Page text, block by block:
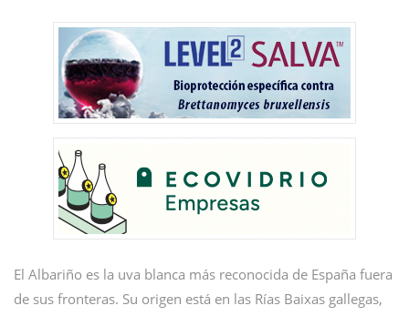
El Albariño es la uva blanca más reconocida de España fuera
de sus fronteras. Su origen está en las Rías Baixas gallegas,